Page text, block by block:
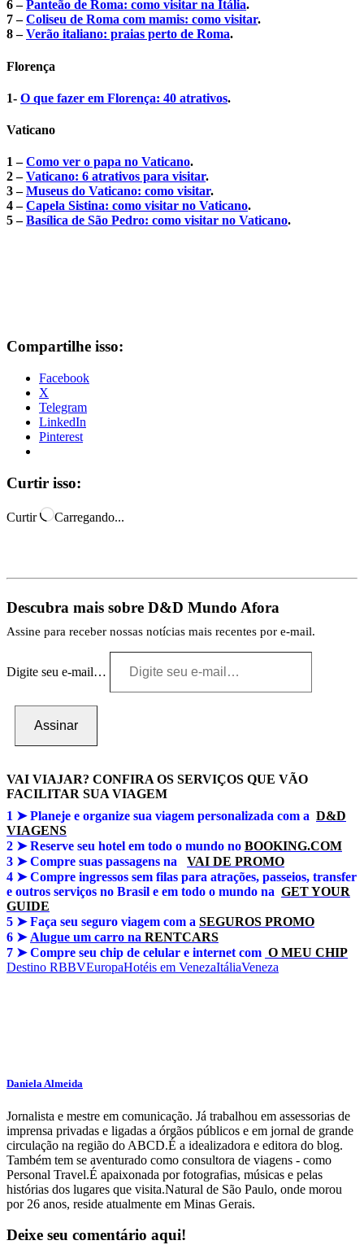
6 –Panteão de Roma: como visitar na Itália.
7 –Coliseu de Roma com mamis: como visitar.
8 –Verão italiano: praias perto de Roma.
Florença
1- O que fazer em Florença: 40 atrativos.
Vaticano
1 –Como ver o papa no Vaticano.
2 –Vaticano: 6 atrativos para visitar.
3 –Museus do Vaticano: como visitar.
4 –Capela Sistina: como visitar no Vaticano.
5 –Basílica de São Pedro: como visitar no Vaticano.
Compartilhe isso:
Facebook
X
Telegram
LinkedIn
Pinterest
Curtir isso:
Curtir Carregando...
Descubra mais sobre D&D Mundo Afora
Assine para receber nossas notícias mais recentes por e-mail.
Digite seu e-mail…
Assinar
VAI VIAJAR? CONFIRA OS SERVIÇOS QUE VÃO
FACILITAR SUA VIAGEM
1 ➤Planeje e organize sua viagem personalizada com a D&D
VIAGENS
2 ➤ Reserve seu hotel em todo o mundo no BOOKING.COM
3 ➤Compre suas passagens na
VAI DE PROMO
4 ➤Compre ingressos sem filas para atrações, passeios, transfer
e outros serviços no Brasil e em todo o mundo na GET YOUR
GUIDE
5 ➤Faça seu seguro viagem com a SEGUROS PROMO
6 ➤ Alugue um carro na RENTCARS
7 ➤Compre seu chip de celular e internet com O MEU CHIP
Destino RBBVEuropaHotéis em VenezaItáliaVeneza
Daniela Almeida
Jornalista e mestre em comunicação. Já trabalhou em assessorias de
imprensa privadas e ligadas a órgãos públicos e em jornal de grande
circulação na região do ABCD.É a idealizadora e editora do blog.
Também tem se aventurado como consultora de viagens - como
Personal Travel.É apaixonada por fotografias, músicas e pelas
histórias dos lugares que visita.Natural de São Paulo, onde morou
por 26 anos, reside atualmente em Minas Gerais.
Deixe seu comentário aqui!